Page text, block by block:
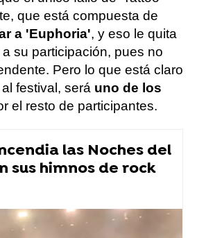
que está compuesta de
a 'Euphoria', y eso le quita
su participación, pues no
Pero lo que está claro
festival, será uno de los
el resto de participantes.
las Noches del
sus himnos de rock